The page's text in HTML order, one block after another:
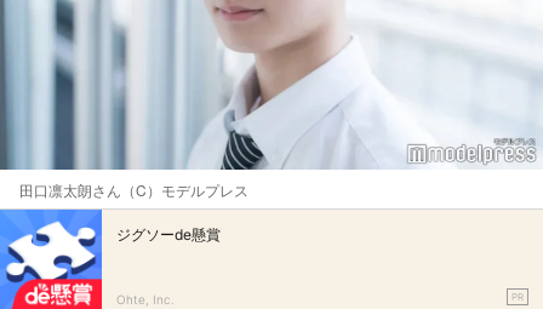
田口凛太朗さん（C）モデルプレス
ジグソーde懸賞
Ohte, Inc. PR